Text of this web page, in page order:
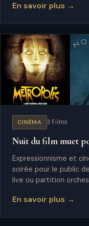
En savoir plus →
CINÉMA 3 Films
Nuit du film muet
Expressionnisme et
soirée pour le public
live ou partition
En savoir plus →